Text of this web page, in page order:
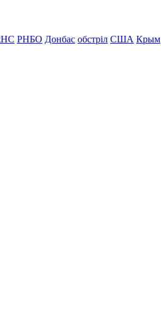
РНБО Донбас обстріл США Крым